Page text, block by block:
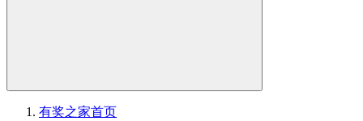
有奖之家首页